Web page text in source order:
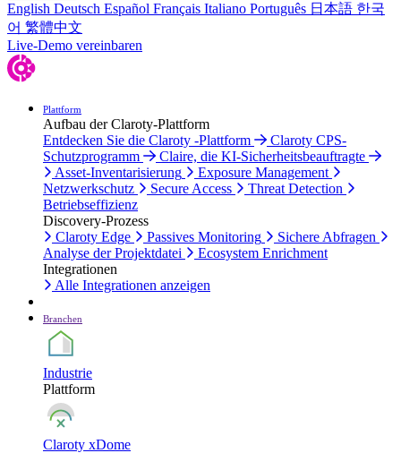
English Deutsch Español Français Italiano Português 日本語 한국
어 繁體中文
Live-Demo vereinbaren
Plattform
Aufbau der Claroty-Plattform
Entdecken Sie die Claroty -Plattform
Claroty CPS-
Schutzprogramm
Claire, die KI-Sicherheitsbeauftragte
Asset-Inventarisierung
Exposure Management
Netzwerkschutz
Secure Access
Threat Detection
Betriebseffizienz
Discovery-Prozess
Claroty Edge
Passives Monitoring
Sichere Abfragen
Analyse der Projektdatei
Ecosystem Enrichment
Integrationen
Alle Integrationen anzeigen
Branchen
Industrie
Plattform
Claroty xDome